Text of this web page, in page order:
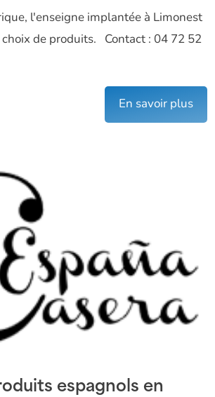
l'enseigne implantée à Limonest
choix de produits. Contact : 04 72 52
En savoir plus
espagnols en